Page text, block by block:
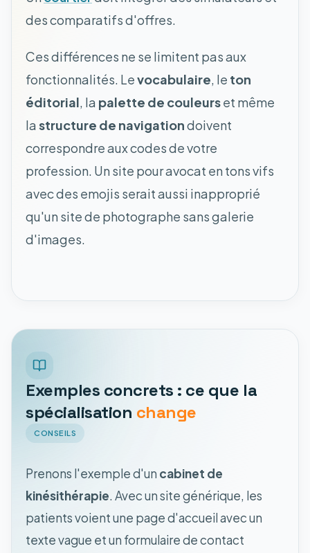
des comparatifs d'offres.
Ces différences ne se limitent pas aux
fonctionnalités. Levocabulaire , le ton
éditorial , la palette de couleurset même
lastructure de navigationdoivent
correspondre aux codes de votre
profession. Un site pour avocat en tons vifs
avec des emojis serait aussi inapproprié
qu'un site de photographe sans galerie
d'images.
Exemples concrets : ce que la
spécialisation change
CONSEILS
Prenons l'exemple d'un cabinet de
kinésithérapie. Avec un site générique, les
patients voient une page d'accueil avec un
texte vague et un formulaire de contact